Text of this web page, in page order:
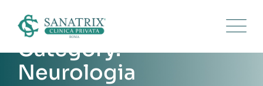
Category:
Neurologia